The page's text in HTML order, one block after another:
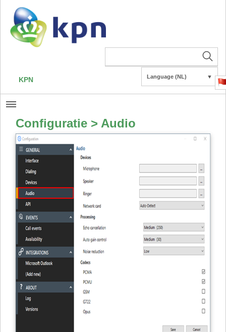
KPN Language (NL) ▼
Configuratie > Audio